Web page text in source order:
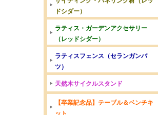
ドシダー）
ラティス・ガーデンアクセサリー
（レッドシダー）
ラティスフェンス（セランガンバ
ツ）
天然木サイクルスタンド
【卒業記念品】テーブル＆ベンチキ
ット